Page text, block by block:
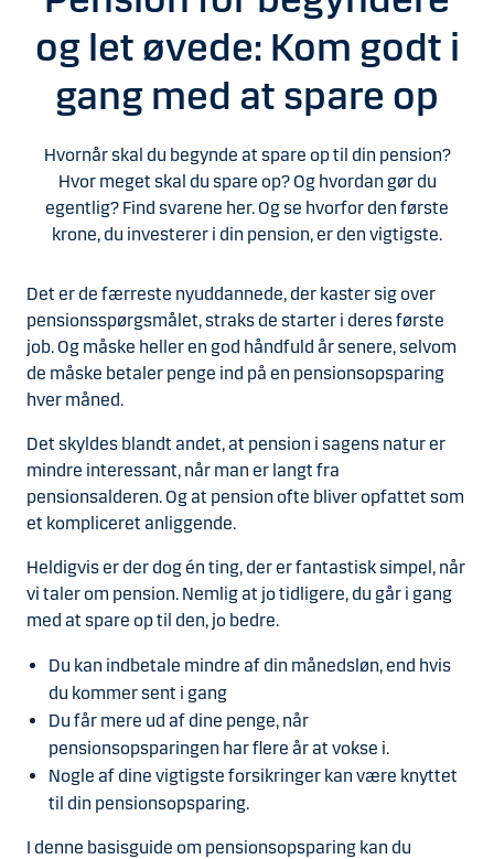
og let øvede: Kom godt i
gang med at spare op
Hvornår skal du begynde at spare op til din pension?
Hvor meget skal du spare op? Og hvordan gør du
egentlig? Find svarene her. Og se hvorfor den første
krone, du investerer i din pension, er den vigtigste.
Det er de færreste nyuddannede, der kaster sig over
pensionsspørgsmålet, straks de starter i deres første
job. Og måske heller en god håndfuld år senere, selvom
de måske betaler penge ind på en pensionsopsparing
hver måned.
Det skyldes blandt andet, at pension i sagens natur er
mindre interessant, når man er langt fra
pensionsalderen. Og at pension ofte bliver opfattet som
et kompliceret anliggende.
Heldigvis er der dog én ting, der er fantastisk simpel, når
vi taler om pension. Nemlig at jo tidligere, du går i gang
med at spare op til den, jo bedre.
Du kan indbetale mindre af din månedsløn, end hvis
du kommer sent i gang
Du får mere ud af dine penge, når
pensionsopsparingen har flere år at vokse i.
Nogle af dine vigtigste forsikringer kan være knyttet
til din pensionsopsparing.
I denne basisguide om pensionsopsparing kan du